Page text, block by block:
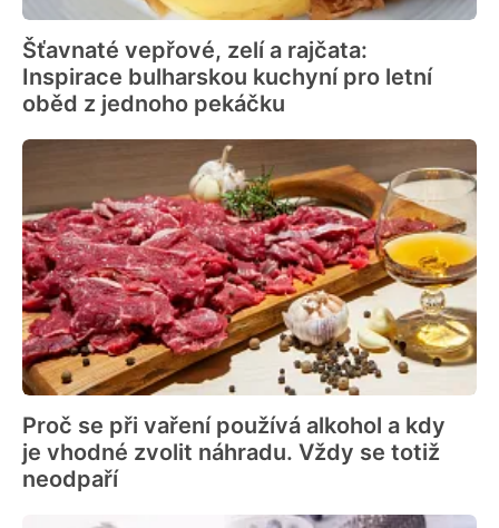
Šťavnaté vepřové, zelí a rajčata:
Inspirace bulharskou kuchyní pro letní
oběd z jednoho pekáčku
Proč se při vaření používá alkohol a kdy
je vhodné zvolit náhradu. Vždy se totiž
neodpaří